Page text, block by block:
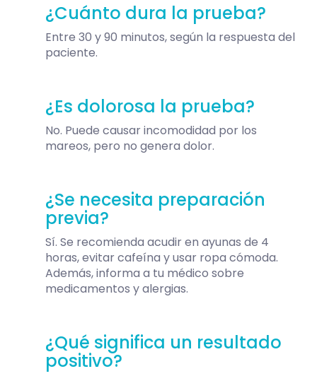
¿Cuánto dura la prueba?
Entre 30 y 90 minutos, según la respuesta del
paciente.
¿Es dolorosa la prueba?
No. Puede causar incomodidad por los
mareos, pero no genera dolor.
¿Se necesita preparación
previa?
Sí. Se recomienda acudir en ayunas de 4
horas, evitar cafeína y usar ropa cómoda.
Además, informa a tu médico sobre
medicamentos y alergias.
¿Qué significa un resultado
positivo?